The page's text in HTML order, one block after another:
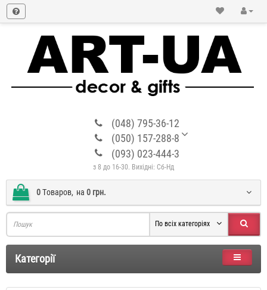
(048) 795-36-12
(050) 157-288-8
(093) 023-444-3
з 8 до 16-30. Вихідні: Сб-Нд
0Tоваров, на 0 грн.
По всіх категоріях
Категорії